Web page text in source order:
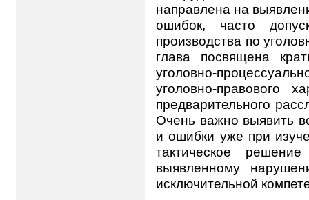
направлена на
ошибок, часто
производства по
глава посвящена
уголовно-
уголовно-правового
предварительного
Очень важно выявить
и ошибки уже при
тактическое
выявленному
исключительной